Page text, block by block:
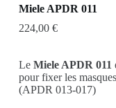
Miele APDR 011
224,00 €
Le Miele APDR 011
pour fixer les
(APDR 013-017)